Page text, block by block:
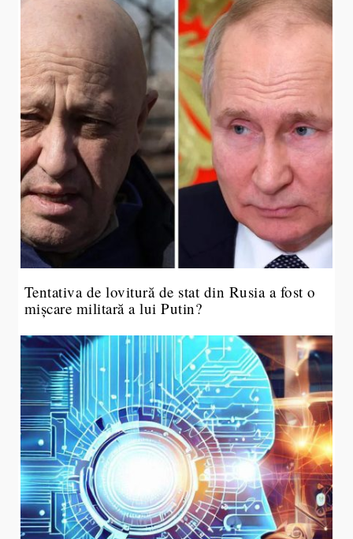
Tentativa de lovitură de stat din Rusia a fost o
mișcare militară a lui Putin?